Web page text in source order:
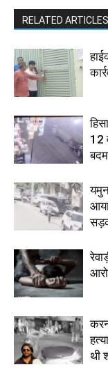
RELATED ARTICLES
12
थी